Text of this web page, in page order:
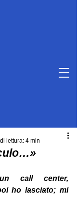
lettura: 4 min
call center,
ho lasciato; mi